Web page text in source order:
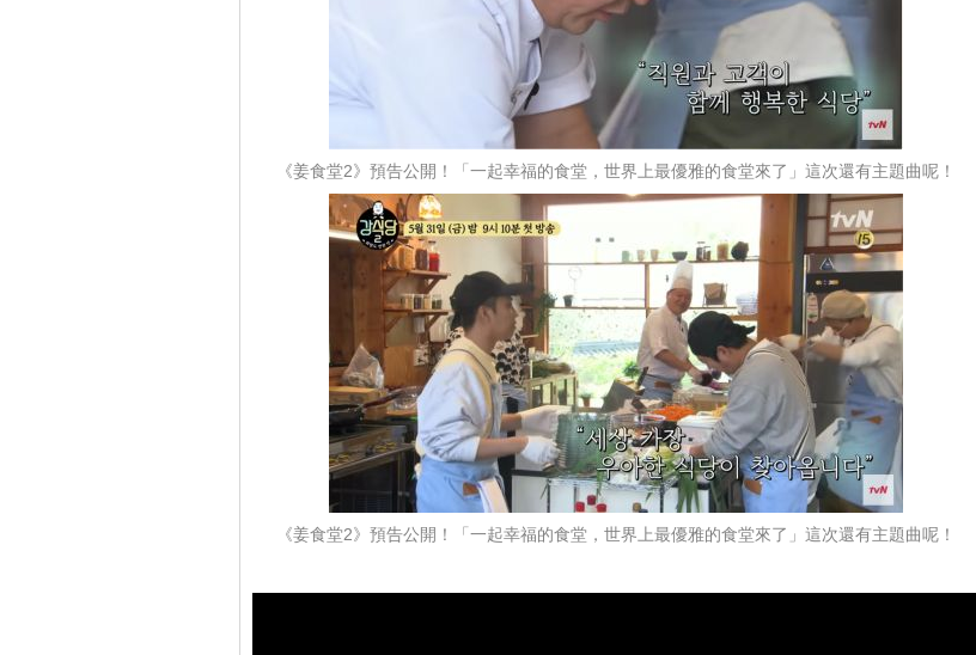
《姜食堂2》預告公開！「一起幸福的食堂，世界上最優雅的食堂來了」這次還有主題曲呢！
《姜食堂2》預告公開！「一起幸福的食堂，世界上最優雅的食堂來了」這次還有主題曲呢！